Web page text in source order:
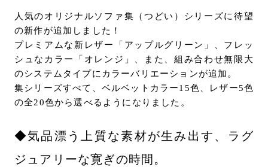
人気のオリジナルソファ集（つどい）シリーズに待望
の新作が追加しました！
プレミアムな新レザー「アップルグリーン」、フレッ
シュなカラー「オレンジ」、また、組み合わせ無限大
のシステムタイプにカラーバリエーションが追加。
集シリーズすべて、ベルベットカラー15色、レザー5色
の全20色から選べるようになりました。
◆気品漂う上質な素材が生み出す、ラグ
ジュアリーな寛ぎの時間。